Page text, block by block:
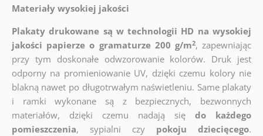
Materiały wysokiej jakości
Plakaty drukowane są w technologii HD na wysokiej
jakości papierze o gramaturze 200 g/m2, zapewniając
przy tym doskonałe odwzorowanie kolorów. Druk jest
odporny na promieniowanie UV, dzięki czemu kolory nie
blakną nawet po długotrwałym naświetleniu. Same plakaty
i ramki wykonane są z bezpiecznych, bezwonnych
materiałów, dzięki czemu nadają siędo każdego
pomieszczenia, sypialni czy pokoju dziecięcego.